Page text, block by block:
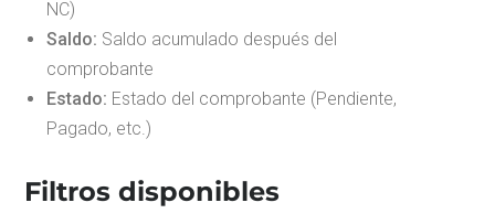
NC)
Saldo: Saldo acumulado después del
comprobante
Estado: Estado del comprobante (Pendiente,
Pagado, etc.)
Filtros disponibles